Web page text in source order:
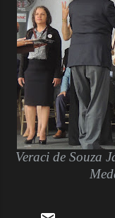
Veraci de Souza